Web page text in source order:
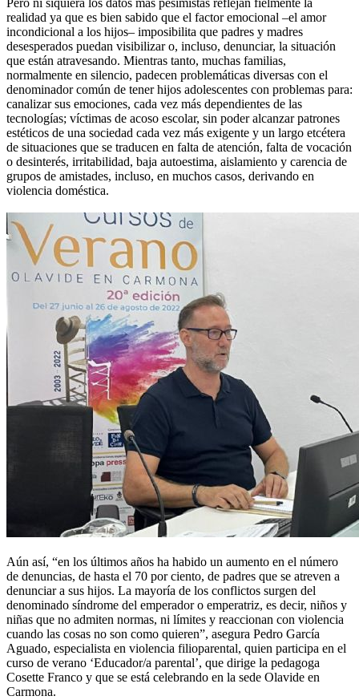
Pero ni siquiera los datos más pesimistas reflejan fielmente la
realidad ya que es bien sabido que el factor emocional –el amor
incondicional a los hijos– imposibilita que padres y madres
desesperados puedan visibilizar o, incluso, denunciar, la situación
que están atravesando. Mientras tanto, muchas familias,
normalmente en silencio, padecen problemáticas diversas con el
denominador común de tener hijos adolescentes con problemas para:
canalizar sus emociones, cada vez más dependientes de las
tecnologías; víctimas de acoso escolar, sin poder alcanzar patrones
estéticos de una sociedad cada vez más exigente y un largo etcétera
de situaciones que se traducen en falta de atención, falta de vocación
o desinterés, irritabilidad, baja autoestima, aislamiento y carencia de
grupos de amistades, incluso, en muchos casos, derivando en
violencia doméstica.
Aún así, “en los últimos años ha habido un aumento en el número
de denuncias, de hasta el 70 por ciento, de padres que se atreven a
denunciar a sus hijos. La mayoría de los conflictos surgen del
denominado síndrome del emperador o emperatriz, es decir, niños y
niñas que no admiten normas, ni límites y reaccionan con violencia
cuando las cosas no son como quieren”, asegura Pedro García
Aguado, especialista en violencia filioparental, quien participa en el
curso de verano ‘Educador/a parental’, que dirige la pedagoga
Cosette Franco y que se está celebrando en la sede Olavide en
Carmona.